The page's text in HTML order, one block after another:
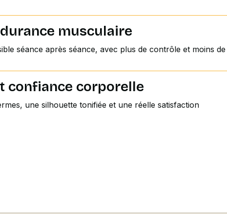
musculaire
séance après séance, avec plus de contrôle et moins de
confiance corporelle
une silhouette tonifiée et une réelle satisfaction